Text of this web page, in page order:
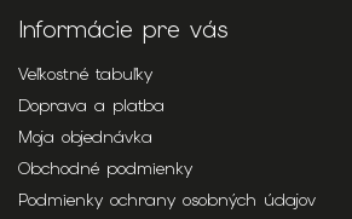
Informácie pre vás
Veľkostné tabuľky
Doprava a platba
Moja objednávka
Obchodné podmienky
Podmienky ochrany osobných údajov